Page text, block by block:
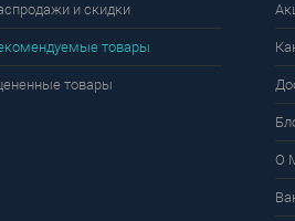
и скидки
товары
товары
О